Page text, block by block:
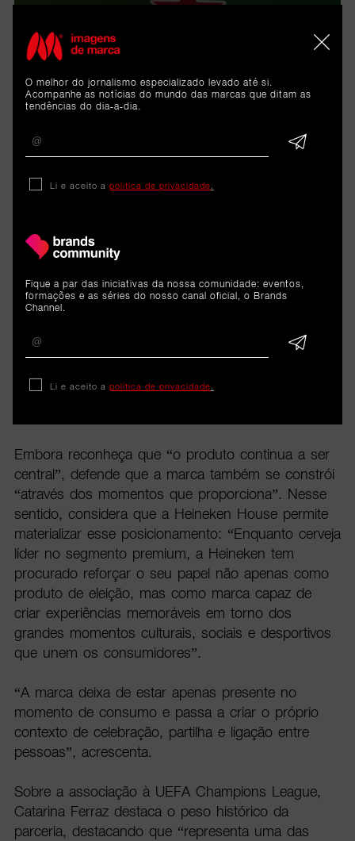
A Heineken House deverá ter continuidade noutras
iniciativas da marca em Portugal: “A Final da UEFA
continuidade noutros momentos relevantes, como o
NOS Alive, levando o conceito da campanha a
Para Catarina Ferraz, este tipo de ativações
desempenha um papel importante na construção
da marca para além do produto. “A Heineken é
uma marca com mais de 150 anos e, desde a sua
origem, tem o propósito de incentivar ligações reais
Embora reconheça que “o produto continua a ser
central”, defende que a marca também se constrói
“através dos momentos que proporciona”. Nesse
sentido, considera que a Heineken House permite
materializar esse posicionamento: “Enquanto cerveja
líder no segmento premium, a Heineken tem
procurado reforçar o seu papel não apenas como
produto de eleição, mas como marca capaz de
criar experiências memoráveis em torno dos
grandes momentos culturais, sociais e desportivos
que unem os consumidores”.
“A marca deixa de estar apenas presente no
momento de consumo e passa a criar o próprio
contexto de celebração, partilha e ligação entre
pessoas”, acrescenta.
Sobre a associação à UEFA Champions League,
Catarina Ferraz destaca o peso histórico da
parceria, destacando que “representa uma das
O melhor do jornalismo especializado levado até si.
Acompanhe as notícias do mundo das marcas que ditam as
tendências do dia-a-dia.
Li e aceito a política de privacidade
Fique a par das iniciativas da nossa comunidade: eventos,
formações e as séries do nosso canal oficial, o Brands
Channel.
Li e aceito a política de privacidade